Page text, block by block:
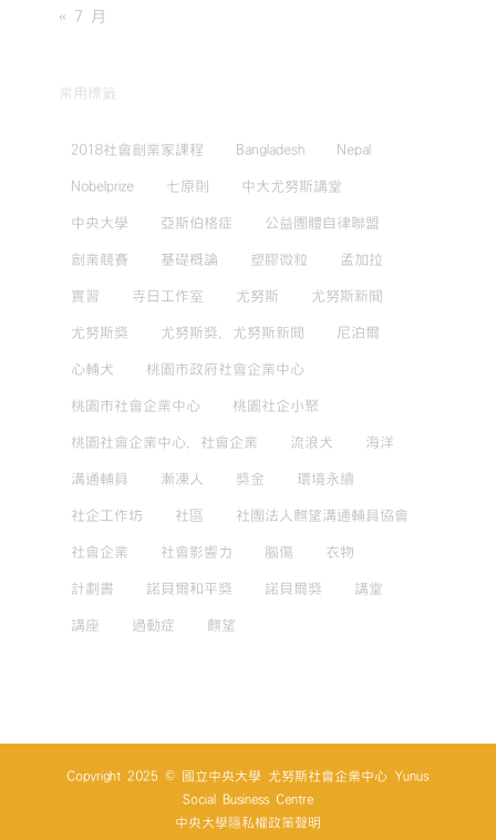
« 7 月
常用標籤
2018社會創業家課程 Bangladesh Nepal
Nobelprize 七原則 中大尤努斯講堂
中央大學 亞斯伯格症 公益團體自律聯盟
創業競賽 基礎概論 塑膠微粒 孟加拉
實習 寺日工作室 尤努斯 尤努斯新聞
尤努斯獎 尤努斯獎，尤努斯新聞 尼泊爾
心輔犬 桃園市政府社會企業中心
桃園市社會企業中心 桃園社企小聚
桃園社會企業中心，社會企業 流浪犬 海洋
溝通輔具 漸凍人 獎金 環境永續
社企工作坊 社區 社團法人麒望溝通輔具協會
社會企業 社會影響力 腦傷 衣物
計劃書 諾貝爾和平獎 諾貝爾獎 講堂
講座 過動症 麒望
Copyright 2025 © 國立中央大學 尤努斯社會企業中心 Yunus
Social Business Centre
中央大學隱私權政策聲明